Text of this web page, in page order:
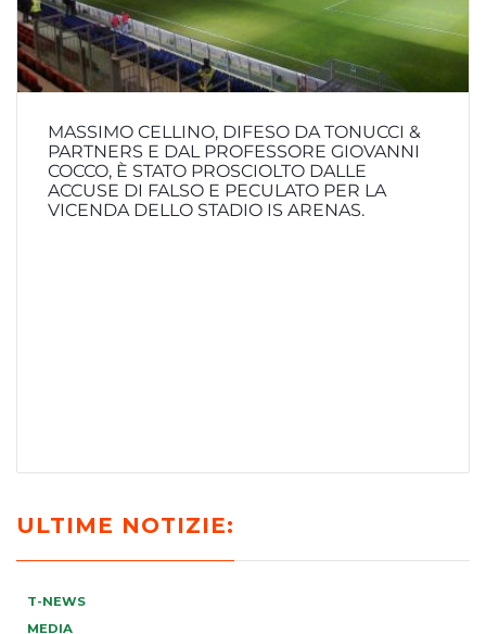
MASSIMO CELLINO, DIFESO DA TONUCCI &
PARTNERS E DAL PROFESSORE GIOVANNI
COCCO, È STATO PROSCIOLTO DALLE
ACCUSE DI FALSO E PECULATO PER LA
VICENDA DELLO STADIO IS ARENAS.
ULTIME NOTIZIE:
T-NEWS
MEDIA